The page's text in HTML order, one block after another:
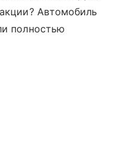
Автомобиль
полностью